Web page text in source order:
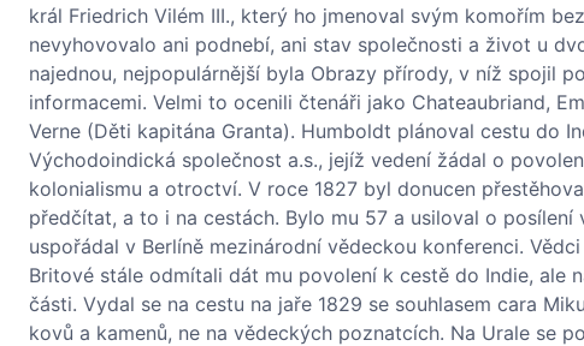
král Friedrich Vilém III., který ho jmenoval svým komořím
nevyhovovalo ani podnebí, ani stav společnosti a život u
najednou, nejpopulárnější byla Obrazy přírody, v níž spojil
informacemi. Velmi to ocenili čtenáři jako Chateaubriand,
Verne (Děti kapitána Granta). Humboldt plánoval cestu do
Východoindická společnost a.s., jejíž vedení žádal o
kolonialismu a otroctví. V roce 1827 byl donucen
předčítat, a to i na cestách. Bylo mu 57 a usiloval o
uspořádal v Berlíně mezinárodní vědeckou konferenci.
Britové stále odmítali dát mu povolení k cestě do Indie, ale
části. Vydal se na cestu na jaře 1829 se souhlasem cara
kovů a kamenů, ne na vědeckých poznatcích. Na Urale se